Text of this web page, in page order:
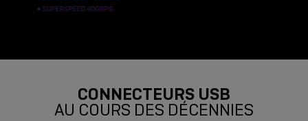
CONNECTEURS USB
AU COURS DES DÉCENNIES